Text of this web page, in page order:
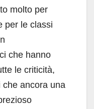
molto per
per le classi
che hanno
le criticità,
ancora una